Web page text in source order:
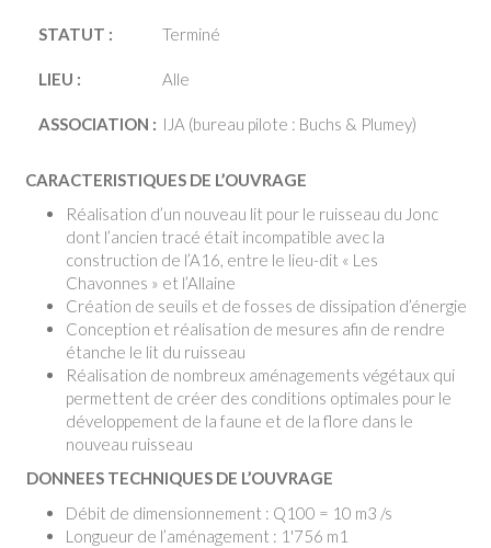
STATUT : Terminé
LIEU : Alle
ASSOCIATION : IJA (bureau pilote : Buchs & Plumey)
CARACTERISTIQUES DE L’OUVRAGE
Réalisation d’un nouveau lit pour le ruisseau du Jonc
dont l’ancien tracé était incompatible avec la
construction de l’A16, entre le lieu-dit « Les
Chavonnes » et l’Allaine
Création de seuils et de fosses de dissipation d’énergie
Conception et réalisation de mesures afin de rendre
étanche le lit du ruisseau
Réalisation de nombreux aménagements végétaux qui
permettent de créer des conditions optimales pour le
développement de la faune et de la flore dans le
nouveau ruisseau
DONNEES TECHNIQUES DE L’OUVRAGE
Débit de dimensionnement : Q100 = 10 m3 /s
Longueur de l’aménagement : 1'756 m1